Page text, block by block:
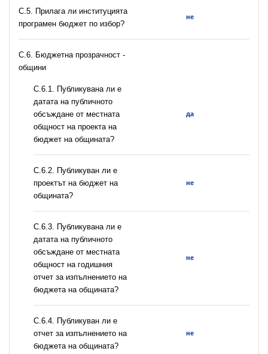
С.5. Прилага ли институцията
програмен бюджет по избор?
не
C.6. Бюджетна прозрачност -
общини
С.6.1. Публикувана ли е
датата на публичното
обсъждане от местната
общност на проекта на
бюджет на общината?
да
С.6.2. Публикуван ли е
проектът на бюджет на
общината?
не
С.6.3. Публикувана ли е
датата на публичното
обсъждане от местната
общност на годишния
отчет за изпълнението на
бюджета на общината?
не
С.6.4. Публикуван ли е
отчет за изпълнението на
бюджета на общината?
не